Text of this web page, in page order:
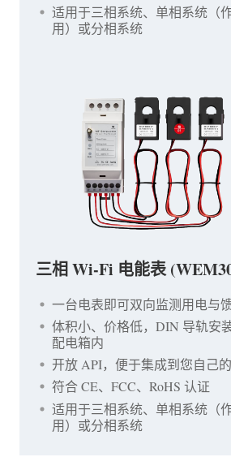
适用于三相系统、单相系统（
用）或分相系统
三相 Wi-Fi 电能表
一台电表即可双向监测用电与
体积小、价格低，DIN 导轨安
配电箱内
开放 API，便于集成到您自己
符合 CE、FCC、RoHS 认证
适用于三相系统、单相系统（
用）或分相系统